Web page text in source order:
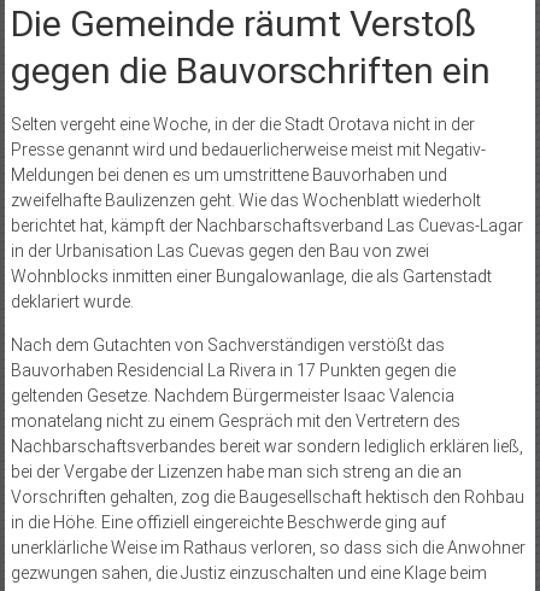
Die Gemeinde räumt Verstoß
gegen die Bauvorschriften ein
Selten vergeht eine Woche, in der die Stadt Orotava nicht in der
Presse genannt wird und bedauerlicherweise meist mit Negativ-
Meldungen bei denen es um umstrittene Bauvorhaben und
zweifelhafte Baulizenzen geht. Wie das Wochenblatt wiederholt
berichtet hat, kämpft der Nachbarschaftsverband Las Cuevas-Lagar
in der Urbanisation Las Cuevas gegen den Bau von zwei
Wohnblocks inmitten einer Bungalowanlage, die als Gartenstadt
deklariert wurde.
Nach dem Gutachten von Sachverständigen verstößt das
Bauvorhaben Residencial La Rivera in 17 Punkten gegen die
geltenden Gesetze. Nachdem Bürgermeister Isaac Valencia
monatelang nicht zu einem Gespräch mit den Vertretern des
Nachbarschaftsverbandes bereit war sondern lediglich erklären ließ,
bei der Vergabe der Lizenzen habe man sich streng an die an
Vorschriften gehalten, zog die Baugesellschaft hektisch den Rohbau
in die Höhe. Eine offiziell eingereichte Beschwerde ging auf
unerklärliche Weise im Rathaus verloren, so dass sich die Anwohner
gezwungen sahen, die Justiz einzuschalten und eine Klage beim